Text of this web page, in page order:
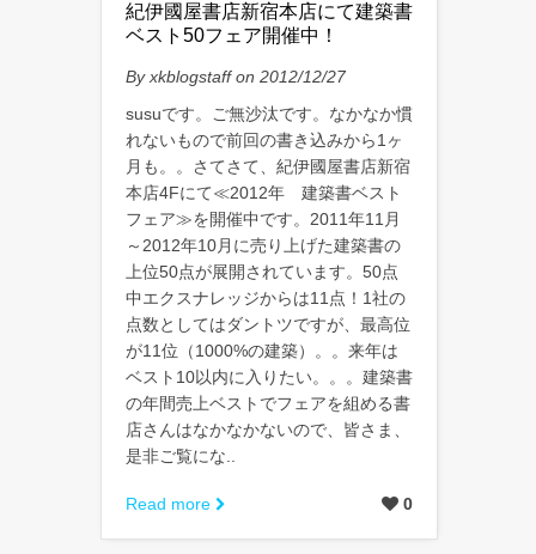
紀伊國屋書店新宿本店にて建築書
ベスト50フェア開催中！
By xkblogstaff on 2012/12/27
susuです。ご無沙汰です。なかなか慣
れないもので前回の書き込みから1ヶ
月も。。さてさて、紀伊國屋書店新宿
本店4Fにて≪2012年 建築書ベスト
フェア≫を開催中です。2011年11月
～2012年10月に売り上げた建築書の
上位50点が展開されています。50点
中エクスナレッジからは11点！1社の
点数としてはダントツですが、最高位
が11位（1000%の建築）。。来年は
ベスト10以内に入りたい。。。建築書
の年間売上ベストでフェアを組める書
店さんはなかなかないので、皆さま、
是非ご覧にな..
Read more 0